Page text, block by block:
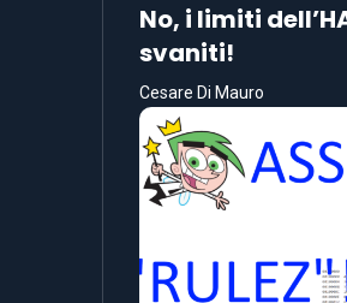
No, i limiti
svaniti!
Cesare Di Mauro